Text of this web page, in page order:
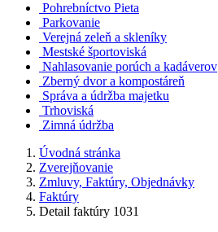
Pohrebníctvo Pieta
Parkovanie
Verejná zeleň a skleníky
Mestské športoviská
Nahlasovanie porúch a kadáverov
Zberný dvor a kompostáreň
Správa a údržba majetku
Trhoviská
Zimná údržba
Úvodná stránka
Zverejňovanie
Zmluvy, Faktúry, Objednávky
Faktúry
Detail faktúry 1031